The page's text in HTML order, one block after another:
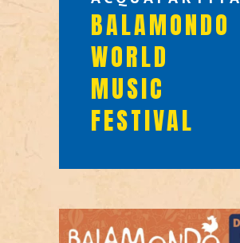
BALAMONDO
WORLD
MUSIC
FESTIVAL